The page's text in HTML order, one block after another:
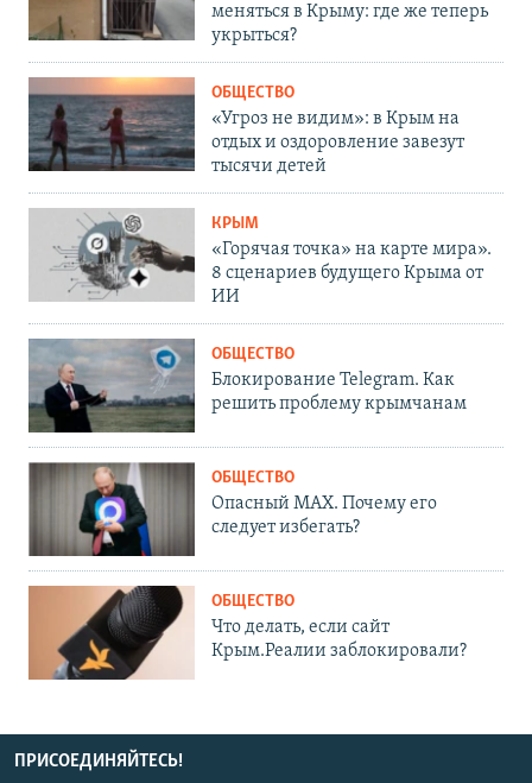
меняться в Крыму: где же теперь
укрыться?
ОБЩЕСТВО
«Угроз не видим»: в Крым на
отдых и оздоровление завезут
тысячи детей
КРЫМ
«Горячая точка» на карте мира».
8 сценариев будущего Крыма от
ИИ
ОБЩЕСТВО
Блокирование Telegram. Как
решить проблему крымчанам
ОБЩЕСТВО
Опасный MAX. Почему его
следует избегать?
ОБЩЕСТВО
Что делать, если сайт
Крым.Реалии заблокировали?
ПРИСОЕДИНЯЙТЕСЬ!